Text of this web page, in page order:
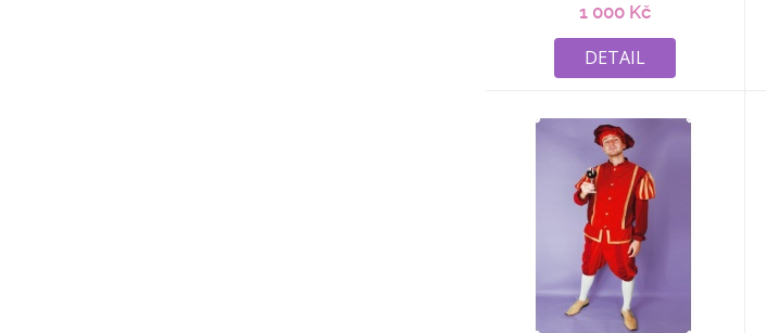
1 000 Kč
DETAIL